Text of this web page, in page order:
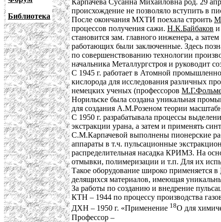
Библиотека
Карпачева Сусанна Михайловна род. 29
происхождение не позволяло вступить в
После окончания МХТИ поехала строить
процессов получения сажи. Н.К.Байбаков
становится зам. главного инженера, а
работающих были заключенные. Здесь
по совершенствованию технологии
начальника Металлургстроя и руководит
С 1945 г. работает в Атомной
кислорода для исследования различных
немецких ученых (профессоров
Норильске была создана уникальная
для создания А.М.Розеном теории
С 1950 г. разрабатывала процессы
экстракции урана, а затем и применять
С.М.Карпачевой выполнены пионерские
аппараты в т.ч. пульсационные
распределительная насадка КРИМЗ. На
отмывки, полимеризации и т.п. Для их
Такое оборудование широко применяется в
делящихся материалов, имеющая
За работы по созданию и внедрение
КТН – 1944 по процессу производства
ДХН – 1950 г. «Применение 18О для
Профессор –